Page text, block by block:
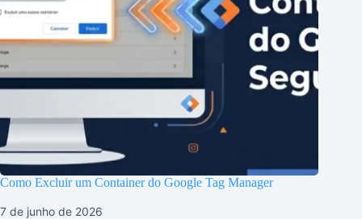
Como Excluir um Container do Google Tag Manager
7 de junho de 2026